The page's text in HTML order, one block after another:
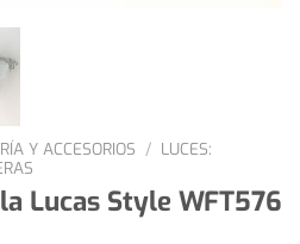
Y ACCESORIOS / LUCES:
Lucas Style WFT576